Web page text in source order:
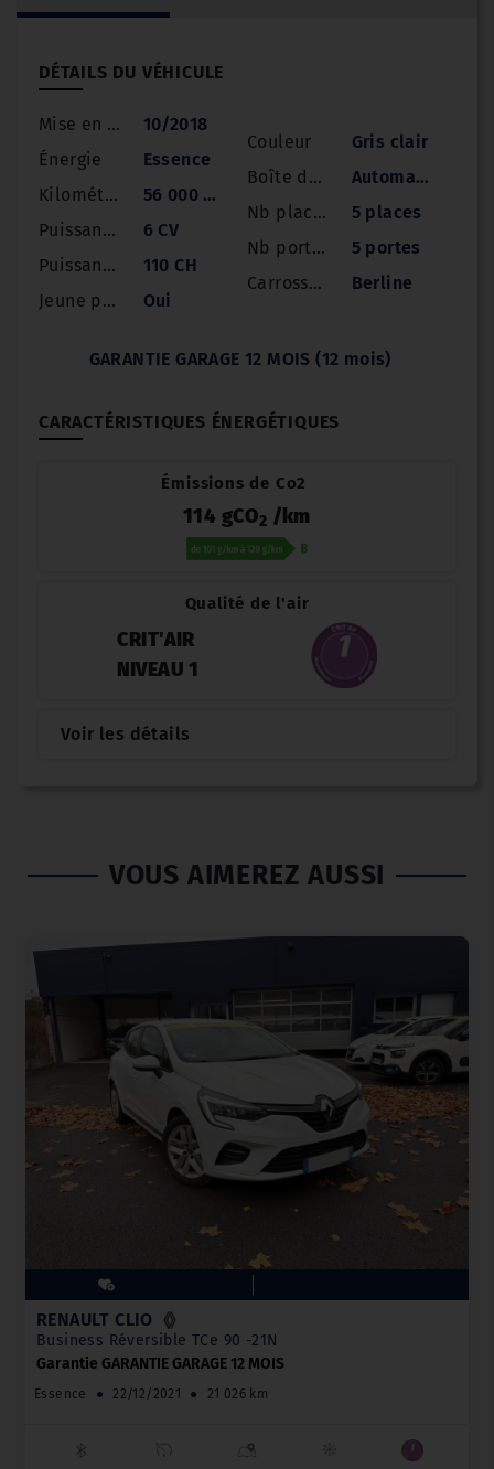
DÉTAILS DU VÉHICULE
Mise en circulation
10/2018
Énergie
Essence
Kilométrage
56 000 km
Puissance
6 CV
Puissance réelle
110 CH
Jeune permis
Oui
Couleur
Gris clair
Boîte de vitesse
Automatique
Nb places
5 places
Nb portes
5 portes
Carrosserie
Berline
GARANTIE GARAGE 12 MOIS (12 mois)
CARACTÉRISTIQUES ÉNERGÉTIQUES
Émissions de Co2
114 gCO2 /km
Qualité de l'air
CRIT'AIR
NIVEAU 1
Voir les détails
VOUS AIMEREZ AUSSI
RENAULT CLIO
Business Réversible TCe 90 -21N
Garantie GARANTIE GARAGE 12 MOIS
Essence ● 22/12/2021 ● 21 026 km